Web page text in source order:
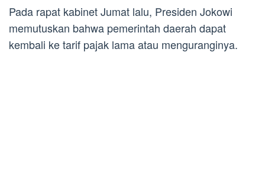
Pada rapat kabinet Jumat lalu, Presiden Jokowi
memutuskan bahwa pemerintah daerah dapat
kembali ke tarif pajak lama atau menguranginya.